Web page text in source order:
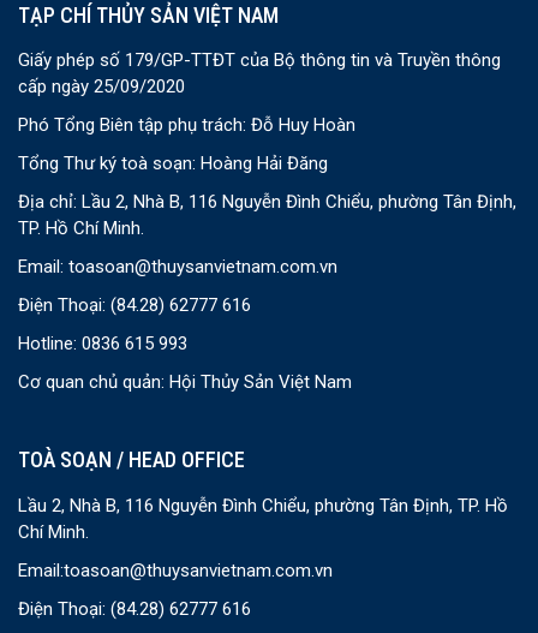
TẠP CHÍ THỦY SẢN VIỆT NAM
Giấy phép số 179/GP-TTĐT của Bộ thông tin và Truyền thông
cấp ngày 25/09/2020
Phó Tổng Biên tập phụ trách: Đỗ Huy Hoàn
Tổng Thư ký toà soạn: Hoàng Hải Đăng
Địa chỉ: Lầu 2, Nhà B, 116 Nguyễn Đình Chiểu, phường Tân Định,
TP. Hồ Chí Minh.
Email: toasoan@thuysanvietnam.com.vn
Điện Thoại: (84.28) 62777 616
Hotline: 0836 615 993
Cơ quan chủ quản: Hội Thủy Sản Việt Nam
TOÀ SOẠN / HEAD OFFICE
Lầu 2, Nhà B, 116 Nguyễn Đình Chiểu, phường Tân Định, TP. Hồ
Chí Minh.
Email:toasoan@thuysanvietnam.com.vn
Điện Thoại: (84.28) 62777 616